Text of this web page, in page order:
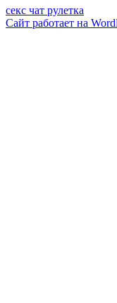
секс чат рулетка
Сайт работает на